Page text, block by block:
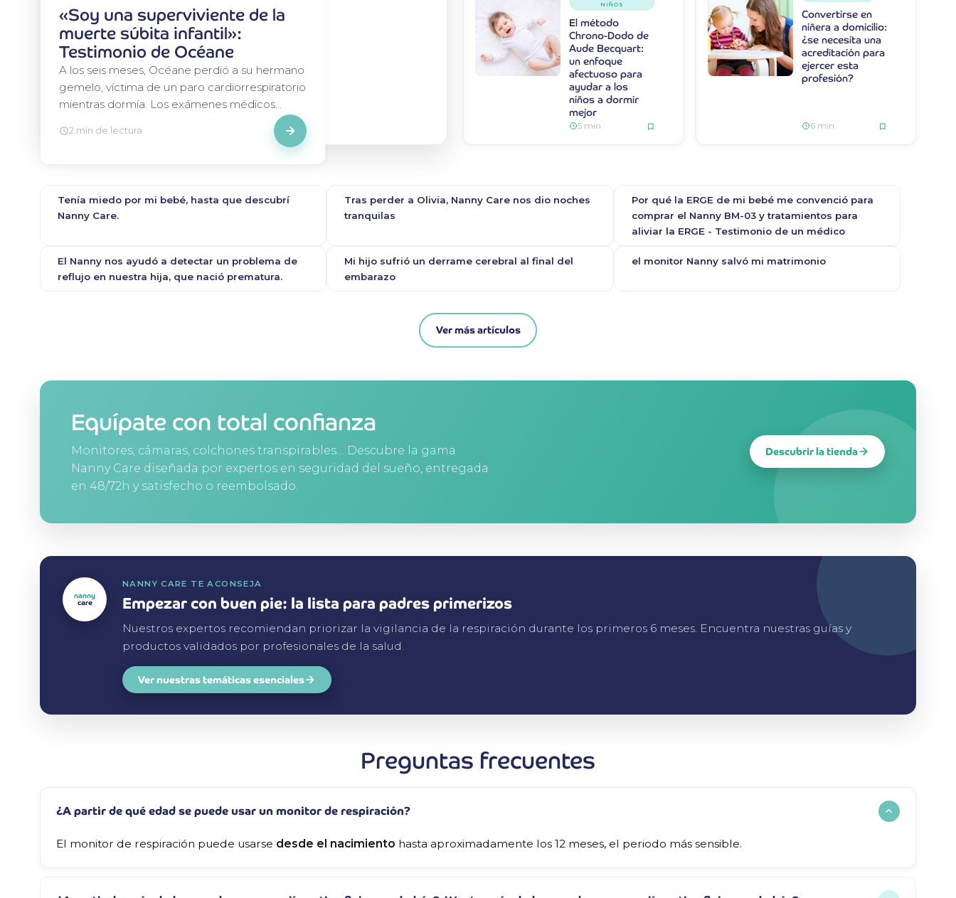
«Soy una superviviente de la
muerte súbita infantil»:
Testimonio de Océane
A los seis meses, Océane perdió a su hermano
gemelo, víctima de un paro cardiorrespiratorio
mientras dormía. Los exámenes médicos
revelaron que ella presentaba los mismos
síntomas. Se le sometió entonces a una
2 min de lectura
NIÑOS
El método
Chrono-Dodo de
Aude Becquart:
un enfoque
afectuoso para
ayudar a los
niños a dormir
mejor
5 min
Convertirse en
niñera a domicilio:
¿se necesita una
acreditación para
ejercer esta
profesión?
6 min
Tenía miedo por mi bebé, hasta que descubrí
Nanny Care.
Tras perder a Olivia, Nanny Care nos dio noches
tranquilas
Por qué la ERGE de mi bebé me convenció para
comprar el Nanny BM-03 y tratamientos para
aliviar la ERGE - Testimonio de un médico
El Nanny nos ayudó a detectar un problema de
reflujo en nuestra hija, que nació prematura.
Mi hijo sufrió un derrame cerebral al final del
embarazo
el monitor Nanny salvó mi matrimonio
Ver más artículos
Equípate con total confianza
Monitores, cámaras, colchones transpirables… Descubre la gama
Nanny Care diseñada por expertos en seguridad del sueño, entregada
en 48/72h y satisfecho o reembolsado.
Descubrir la tienda
nanny
care
NANNY CARE TE ACONSEJA
Empezar con buen pie: la lista para padres primerizos
Nuestros expertos recomiendan priorizar la vigilancia de la respiración durante los primeros 6 meses. Encuentra nuestras guías y
productos validados por profesionales de la salud.
Ver nuestras temáticas esenciales
Preguntas frecuentes
¿A partir de qué edad se puede usar un monitor de respiración?
El monitor de respiración puede usarse desde el nacimiento hasta aproximadamente los 12 meses, el periodo más sensible.